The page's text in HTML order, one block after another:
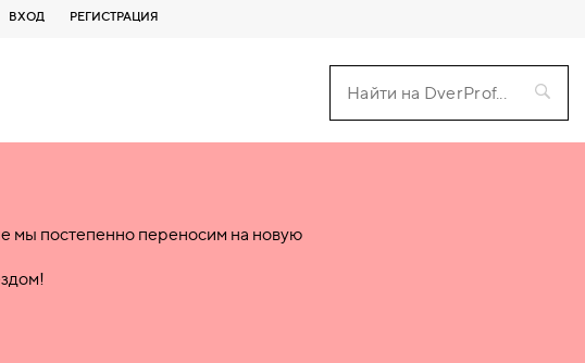
ВХОД РЕГИСТРАЦИЯ
мы постепенно переносим на новую